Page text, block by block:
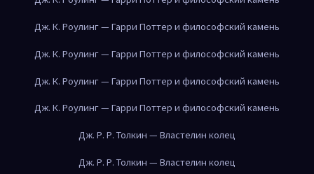
Дж. К. Роулинг — Гарри Поттер и философский камень
Дж. К. Роулинг — Гарри Поттер и философский камень
Дж. К. Роулинг — Гарри Поттер и философский камень
Дж. К. Роулинг — Гарри Поттер и философский камень
Дж. Р. Р. Толкин — Властелин колец
Дж. Р. Р. Толкин — Властелин колец